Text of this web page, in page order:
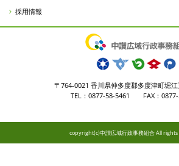
採用情報
〒764-0021 香川県仲多度郡多度津町堀
TEL：0877-58-5461 FAX：0877-
copyright(c)中讃広域行政事務組合 All